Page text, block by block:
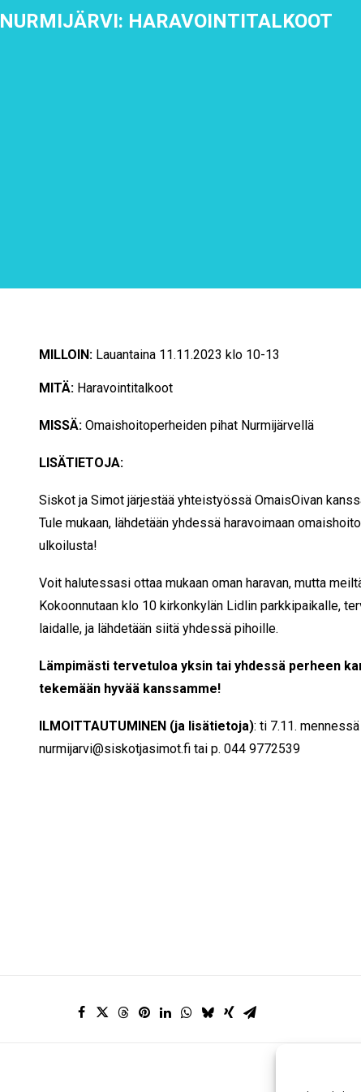
NURMIJÄRVI: HARAVOINTITALKOOT
MILLOIN:Lauantaina 11.11.2023 klo 10-13
MITÄ:Haravointitalkoot
MISSÄ:Omaishoitoperheiden pihat Nurmijärvellä
LISÄTIETOJA:
Siskot ja Simot järjestää yhteistyössä OmaisOivan
Tule mukaan, lähdetään yhdessä haravoimaan
ulkoilusta!
Voit halutessasi ottaa mukaan oman haravan, mutta
Kokoonnutaan klo 10 kirkonkylän Lidlin parkkipaikalle,
laidalle, ja lähdetään siitä yhdessä pihoille.
Lämpimästi tervetuloa yksin tai yhdessä perheen
tekemään hyvää kanssamme!
ILMOITTAUTUMINEN (ja lisätietoja): ti 7.11.
nurmijarvi@siskotjasimot.fi tai p. 044 9772539